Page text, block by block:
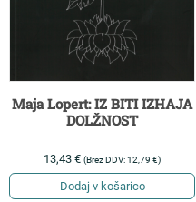
Maja Lopert: IZ BITI IZHAJA
DOLŽNOST
13,43€ (Brez DDV:12,79€)
Dodaj v košarico